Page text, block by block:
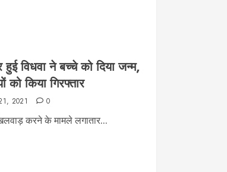
हुई विधवा ने बच्चे को दिया जन्म,
को किया गिरफ्तार
2021 0
करने के मामले लगातार...